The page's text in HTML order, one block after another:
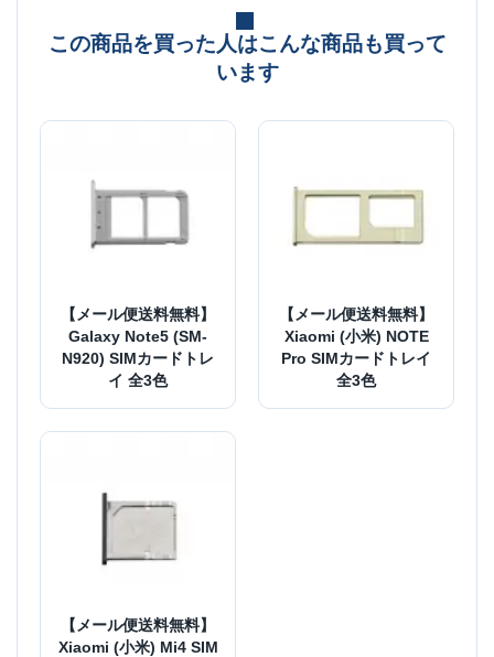
この商品を買った人はこんな商品も買って
います
【メール便送料無料】
Galaxy Note5 (SM-
N920) SIMカードトレ
イ 全3色
【メール便送料無料】
Xiaomi (小米) NOTE
Pro SIMカードトレイ
全3色
【メール便送料無料】
Xiaomi (小米) Mi4 SIM